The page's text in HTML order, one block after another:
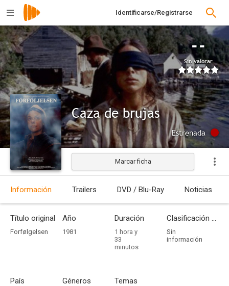
Identificarse/Registrarse
--
Sin valorar
Caza de brujas
Estrenada
Marcar ficha
Información Trailers DVD / Blu-Ray Noticias
Título original
Forfølgelsen
Año
1981
Duración
1 hora y
33
minutos
Clasificación por edades
Sin
información
País Géneros Temas